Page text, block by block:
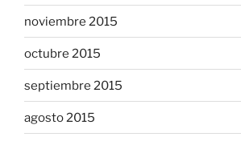
noviembre 2015
octubre 2015
septiembre 2015
agosto 2015